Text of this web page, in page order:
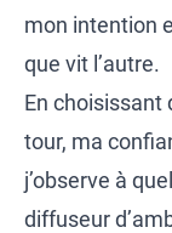
mon intention
que vit l’autre.
En choisissant
tour, ma
j’observe à
diffuseur